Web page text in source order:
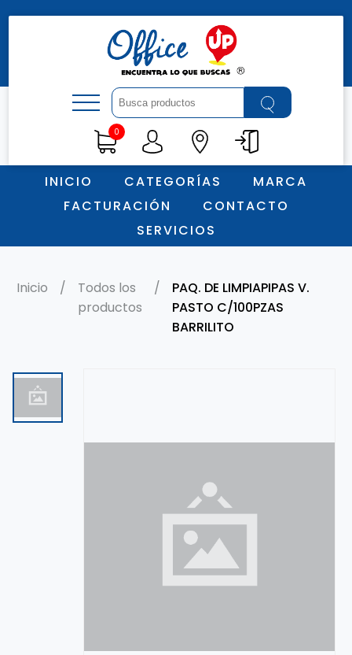
0
INICIO CATEGORÍAS
MARCA
FACTURACIÓN
CONTACTO
SERVICIOS
Todos los productos (12759)
ARQUITECTURA (0)
ARTE (0)
ARTICULOS ESCOLARES (0)
ARTICULOS PARA REGALO (0)
CONSUMIBLES (0)
DIDACTICOS (0)
FIESTAS (0)
LISTON (0)
Inicio /
Todos los
productos
/
PAQ. DE LIMPIAPIPAS V.
PASTO C/100PZAS
BARRILITO